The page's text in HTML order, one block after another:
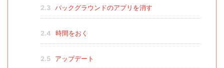
2.3 バックグラウンドのアプリを消す
2.4 時間をおく
2.5 アップデート